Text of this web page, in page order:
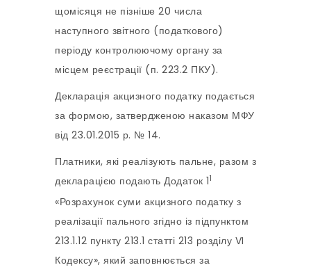
щомісяця не пізніше 20 числа
наступного звітного (податкового)
періоду контролюючому органу за
місцем реєстрації (п. 223.2 ПКУ).
Декларація акцизного податку подається
за формою, затвердженою наказом МФУ
від 23.01.2015 р. № 14.
Платники, які реалізують пальне, разом з
декларацією подають Додаток 11
«Розрахунок суми акцизного податку з
реалізації пального згідно із підпунктом
213.1.12 пункту 213.1 статті 213 розділу VI
Кодексу», який заповнюється за